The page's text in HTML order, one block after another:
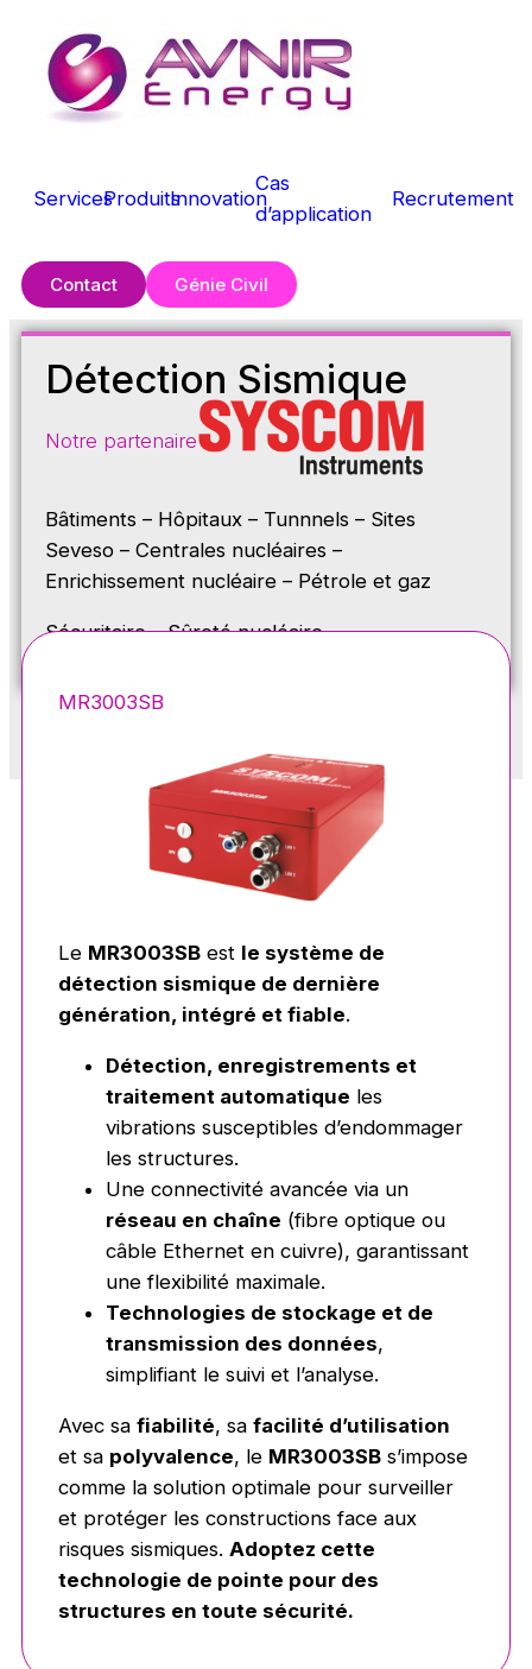
ServicesProduitsInnovation
Cas
d’application
Recrutement
Contact Génie Civil
Détection Sismique
Notre partenaire
Bâtiments – Hôpitaux – Tunnnels – Sites
Seveso – Centrales nucléaires –
Enrichissement nucléaire – Pétrole et gaz
Sécuritaire – Sûreté nucléaire
MR3003SB
Le MR3003SB est le système de
détection sismique de dernière
génération, intégré et fiable.
Détection, enregistrements et
traitement automatique les
vibrations susceptibles d’endommager
les structures.
Une connectivité avancée via un
réseau en chaîne (fibre optique ou
câble Ethernet en cuivre), garantissant
une flexibilité maximale.
Technologies de stockage et de
transmission des données,
simplifiant le suivi et l’analyse.
Avec sa fiabilité, sa facilité d’utilisation
et sa polyvalence, le MR3003SB s’impose
comme la solution optimale pour surveiller
et protéger les constructions face aux
risques sismiques. Adoptez cette
technologie de pointe pour des
structures en toute sécurité.